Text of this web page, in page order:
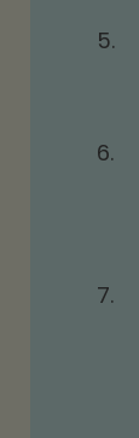
5.
6.
7.